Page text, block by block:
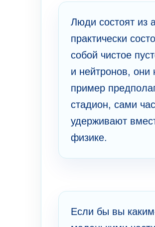
Люди состоят из
практически
собой чистое
и нейтронов, они
пример
стадион, сами
удерживают
физике.
Если бы вы